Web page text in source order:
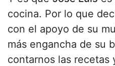
cocina. Por lo que
con el apoyo de su
más engancha de su
contarnos las recetas